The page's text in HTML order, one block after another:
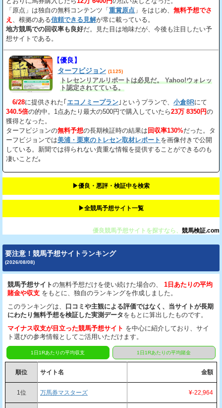
「原点」は独自の無料コンテンツ「重賞原点 」をはじめ、 無料予想でさ
え
、根拠のある信頼できる見解が常に載っている。
地方競馬での回収率も良好だ。見た目は地味だが、今後も注目したい予
想サイトである。
【優良】
ターフビジョン (1125)
トレセンリアルリポートは必見だ。 Yahoo!ウォレッ
ト認定されてている。
6/28に提供された｢エコノミープラン ｣というプランで、 小倉8Rにて
340.5倍の的中。1点あたり最大の500円で購入していたら23万 8350円の
獲得となった。
ターフビジョンの無料予想の長期検証時の結果は回収率130%だった。タ
ーフビジョンでは美浦・栗東のトレセン取材レポート を画像付きで公開
している。新聞では得られない貴重な情報を提供することができるのも
凄いことだ｡
▶︎優良・悪評・検証中を検索
▶︎全競馬予想サイト一覧
優良競馬予想サイトを探すなら、 競馬検証.com
要注意！競馬予想サイトランキング
(2026/08/08)
競馬予想サイトの無料予想だけを使い続けた場合の、
1日あたりの平均
賭金や収支 をもとに、独自のランキングを作成しました。
このランキングは、 口コミや主観による評価ではなく、当サイトが長期
にわたり無料予想を検証した実測データをもとに算出したものです。
マイナス収支が目立った競馬予想サイト を中心に紹介しており、サイ
ト選びの参考情報としてご活用いただけます。
1日1Rあたりの平均収支 1日1Rあたりの平均賭金
順位 サイト名 金額
1位 万馬券マスターズ ¥-22,964